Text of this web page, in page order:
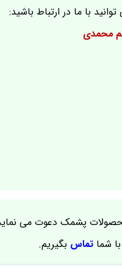
با ما در ارتباط باشید:
محمدی
محصولات پشمک دعوت می
با شماتماس بگیریم.